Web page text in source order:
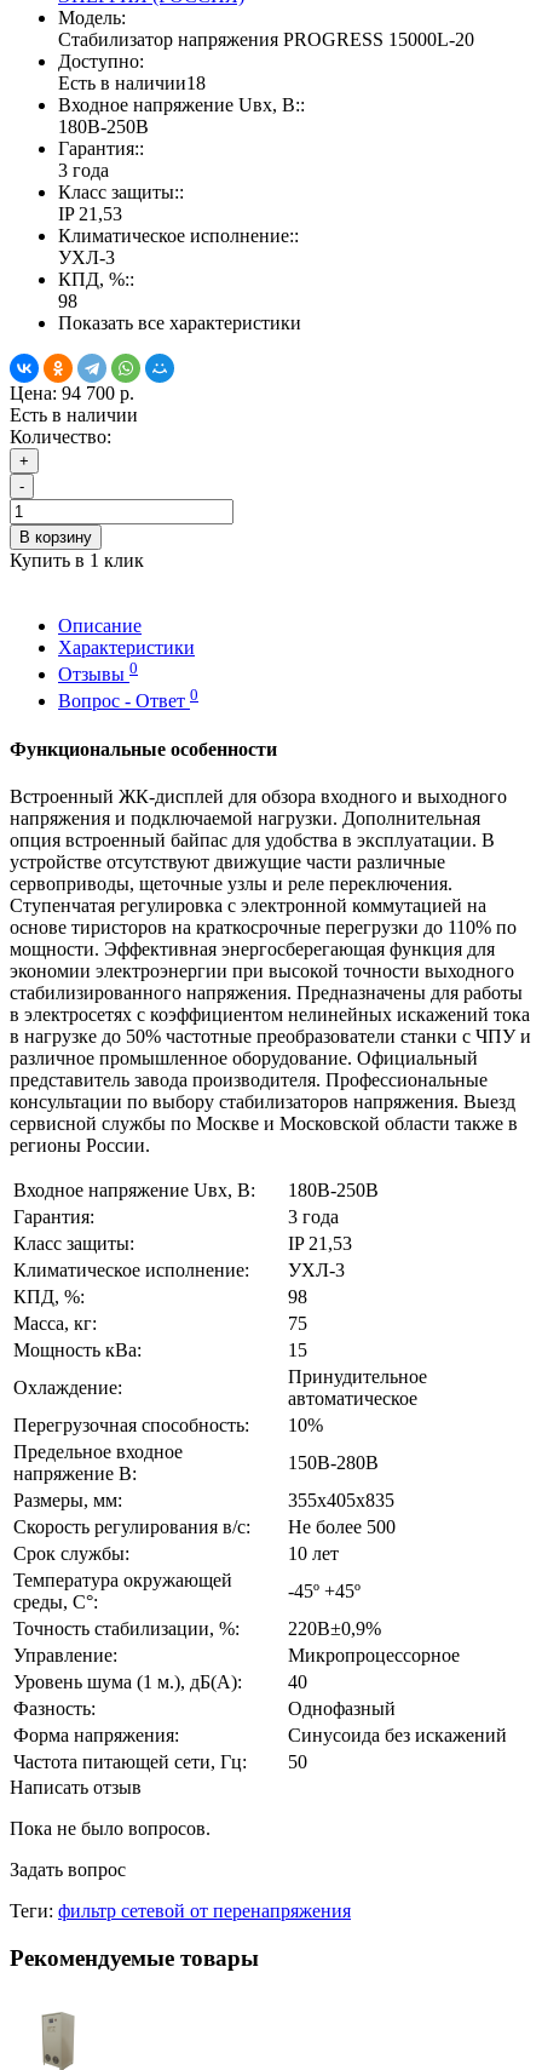
Модель:
Стабилизатор напряжения PROGRESS 15000L-20
Доступно:
Есть в наличии18
Входное напряжение Uвх, В::
180В-250В
Гарантия::
3 года
Класс защиты::
IP 21,53
Климатическое исполнение::
УХЛ-3
КПД, %::
98
Показать все характеристики
Цена: 94 700 р.
Есть в наличии
Количество:
+
-
В корзину
Купить в 1 клик
Описание
Характеристики
Отзывы 0
Вопрос - Ответ 0
Функциональные особенности
Встроенный ЖК-дисплей для обзора входного и выходного
напряжения и подключаемой нагрузки. Дополнительная
опция встроенный байпас для удобства в эксплуатации. В
устройстве отсутствуют движущие части различные
сервоприводы, щеточные узлы и реле переключения.
Ступенчатая регулировка с электронной коммутацией на
основе тиристоров на краткосрочные перегрузки до 110% по
мощности. Эффективная энергосберегающая функция для
экономии электроэнергии при высокой точности выходного
стабилизированного напряжения. Предназначены для работы
в электросетях с коэффициентом нелинейных искажений тока
в нагрузке до 50% частотные преобразователи станки с ЧПУ и
различное промышленное оборудование. Официальный
представитель завода производителя. Профессиональные
консультации по выбору стабилизаторов напряжения. Выезд
сервисной службы по Москве и Московской области также в
регионы России.
Входное напряжение Uвх, В:
180В-250В
Гарантия:
3 года
Класс защиты:
IP 21,53
Климатическое исполнение:
УХЛ-3
КПД, %:
98
Масса, кг:
75
Мощность кВа:
15
Охлаждение:
Принудительное
автоматическое
Перегрузочная способность:
10%
Предельное входное
напряжение В:
150В-280В
Размеры, мм:
355х405х835
Скорость регулирования в/с:
Не более 500
Срок службы:
10 лет
Температура окружающей
среды, С°:
-45º +45º
Точность стабилизации, %:
220В±0,9%
Управление:
Микропроцессорное
Уровень шума (1 м.), дБ(А):
40
Фазность:
Однофазный
Форма напряжения:
Синусоида без искажений
Частота питающей сети, Гц:
50
Написать отзыв
Пока не было вопросов.
Задать вопрос
Теги: фильтр сетевой от перенапряжения
Рекомендуемые товары